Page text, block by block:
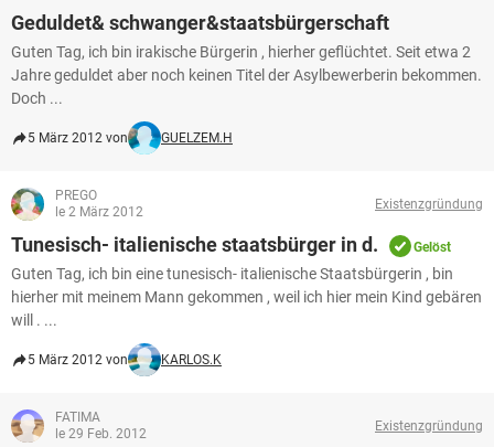
Geduldet& schwanger&staatsbürgerschaft
Guten Tag, ich bin irakische Bürgerin , hierher geflüchtet. Seit etwa 2
Jahre geduldet aber noch keinen Titel der Asylbewerberin bekommen.
Doch ...
5 März 2012 von GUELZEM.H
PREGO
le 2 März 2012
Existenzgründung
Tunesisch- italienische staatsbürger in d. Gelöst
Guten Tag, ich bin eine tunesisch- italienische Staatsbürgerin , bin
hierher mit meinem Mann gekommen , weil ich hier mein Kind gebären
will . ...
5 März 2012 von KARLOS.K
FATIMA
le 29 Feb. 2012
Existenzgründung